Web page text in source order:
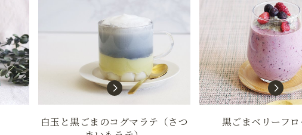
白玉と黒ごまのコグマラテ（さつ
黒ごまベリーフ